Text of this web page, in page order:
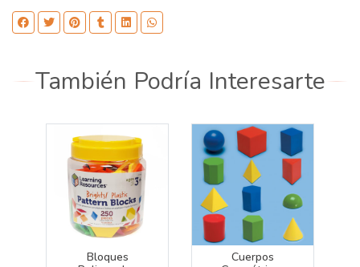
También Podría Interesarte
Bloques
Cuerpos